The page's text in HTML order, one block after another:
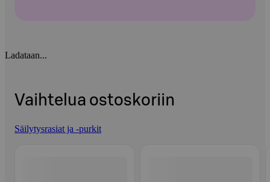
Ladataan...
Vaihtelua ostoskoriin
Säilytysrasiat ja -purkit